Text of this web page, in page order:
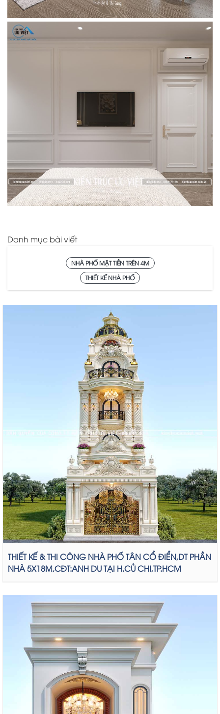
Danh mục bài viết
NHÀ PHỐ MẶT TIỀN TRÊN 4M
THIẾT KẾ NHÀ PHỐ
THIẾT KẾ & THI CÔNG NHÀ PHỐ TÂN CỔ ĐIỂN,DT PHẦN
NHÀ 5X18M,CĐT:ANH DU TẠI H.CỦ CHI,TP.HCM